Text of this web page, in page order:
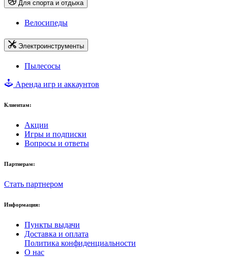
Для спорта и отдыха
Велосипеды
Электроинструменты
Пылесосы
Аренда игр и аккаунтов
Клиентам:
Акции
Игры и подписки
Вопросы и ответы
Партнерам:
Стать партнером
Информация:
Пункты выдачи
Доставка и оплата
Политика конфиденциальности
О нас